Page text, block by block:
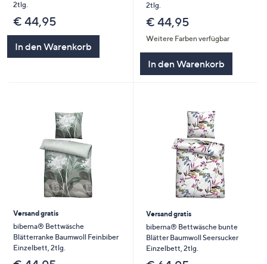
2tlg.
€ 44,95
In den Warenkorb
2tlg.
€ 44,95
Weitere Farben verfügbar
In den Warenkorb
Versand gratis
biberna® Bettwäsche
Blätterranke Baumwoll Feinbiber
Einzelbett, 2tlg.
Versand gratis
biberna® Bettwäsche bunte
Blätter Baumwoll Seersucker
Einzelbett, 2tlg.